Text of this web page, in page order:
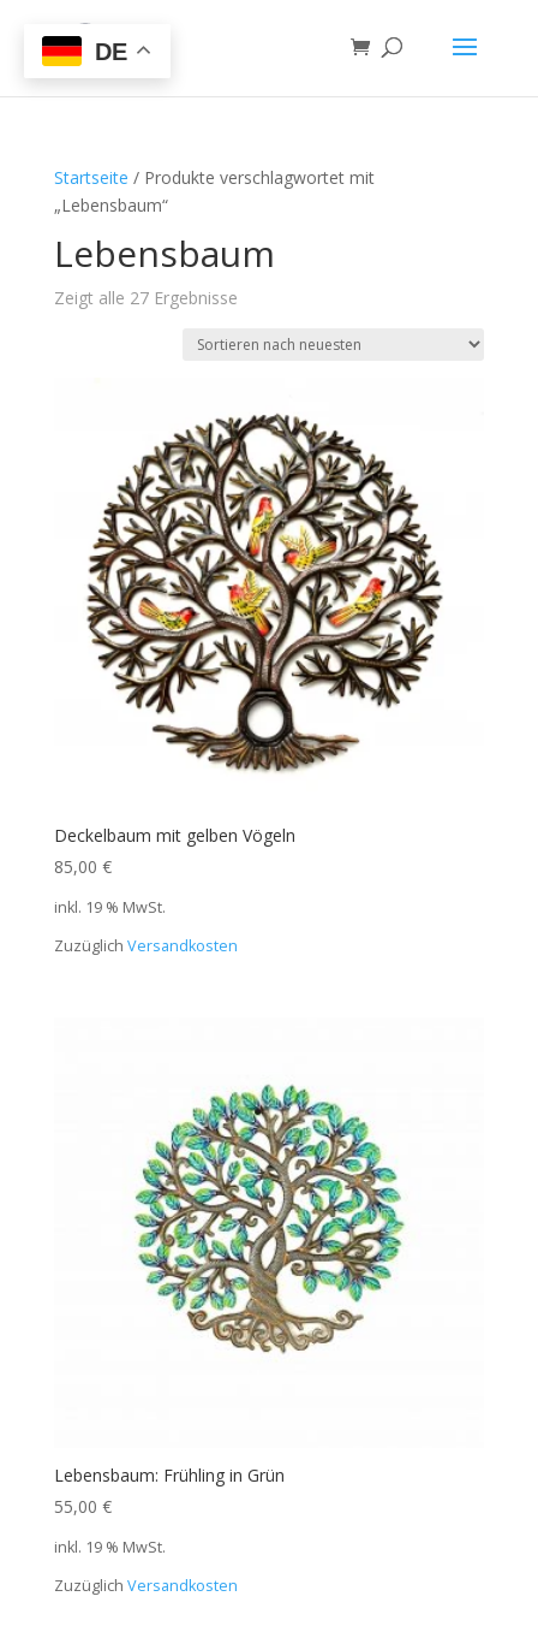
Startseite / Produkte verschlagwortet mit
„Lebensbaum“
Lebensbaum
Zeigt alle 27 Ergebnisse
Deckelbaum mit gelben Vögeln
85,00 €
inkl. 19 % MwSt.
Zuzüglich Versandkosten
Lebensbaum: Frühling in Grün
55,00 €
inkl. 19 % MwSt.
Zuzüglich Versandkosten
DE